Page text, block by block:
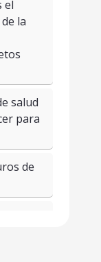
el
la
salud
para
de